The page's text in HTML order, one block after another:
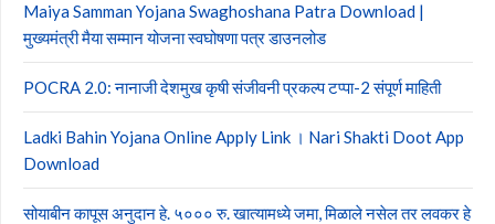
Maiya Samman Yojana Swaghoshana Patra Download |
मुख्यमंत्री मैया सम्मान योजना स्वघोषणा पत्र डाउनलोड
POCRA 2.0: नानाजी देशमुख कृषी संजीवनी प्रकल्प टप्पा-2 संपूर्ण माहिती
Ladki Bahin Yojana Online Apply Link । Nari Shakti Doot App
Download
सोयाबीन कापूस अनुदान हे. ५००० रु. खात्यामध्ये जमा, मिळाले नसेल तर लवकर हे